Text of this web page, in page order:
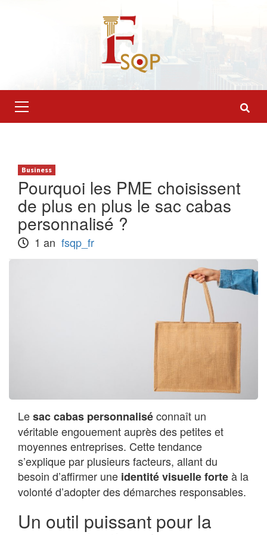
Primary
Menu
Business
Pourquoi les PME choisissent
de plus en plus le sac cabas
personnalisé ?
1 an fsqp_fr
Lesac cabas personnaliséconnaît un
véritable engouement auprès des petites et
moyennes entreprises. Cette tendance
s’explique par plusieurs facteurs, allant du
besoin d’affirmer une identité visuelle forteà la
volonté d’adopter des démarches responsables.
Un outil puissant pour la